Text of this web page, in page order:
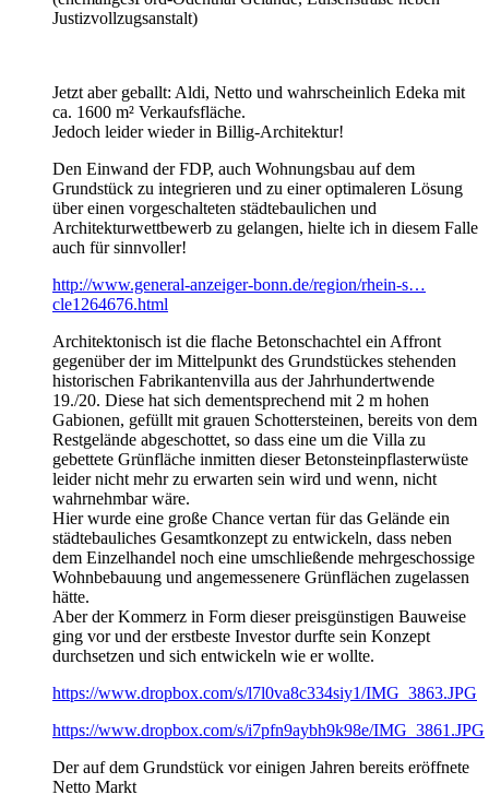
Justizvollzugsanstalt)
Jetzt aber geballt: Aldi, Netto und wahrscheinlich Edeka mit
ca. 1600 m² Verkaufsfläche.
Jedoch leider wieder in Billig-Architektur!
Den Einwand der FDP, auch Wohnungsbau auf dem
Grundstück zu integrieren und zu einer optimaleren Lösung
über einen vorgeschalteten städtebaulichen und
Architekturwettbewerb zu gelangen, hielte ich in diesem Falle
auch für sinnvoller!
http://www.general-anzeiger-bonn.de/region/rhein-s…
cle1264676.html
Architektonisch ist die flache Betonschachtel ein Affront
gegenüber der im Mittelpunkt des Grundstückes stehenden
historischen Fabrikantenvilla aus der Jahrhundertwende
19./20. Diese hat sich dementsprechend mit 2 m hohen
Gabionen, gefüllt mit grauen Schottersteinen, bereits von dem
Restgelände abgeschottet, so dass eine um die Villa zu
gebettete Grünfläche inmitten dieser Betonsteinpflasterwüste
leider nicht mehr zu erwarten sein wird und wenn, nicht
wahrnehmbar wäre.
Hier wurde eine große Chance vertan für das Gelände ein
städtebauliches Gesamtkonzept zu entwickeln, dass neben
dem Einzelhandel noch eine umschließende mehrgeschossige
Wohnbebauung und angemessenere Grünflächen zugelassen
hätte.
Aber der Kommerz in Form dieser preisgünstigen Bauweise
ging vor und der erstbeste Investor durfte sein Konzept
durchsetzen und sich entwickeln wie er wollte.
https://www.dropbox.com/s/l7l0va8c334siy1/IMG_3863.JPG
https://www.dropbox.com/s/i7pfn9aybh9k98e/IMG_3861.JPG
Der auf dem Grundstück vor einigen Jahren bereits eröffnete
Netto Markt